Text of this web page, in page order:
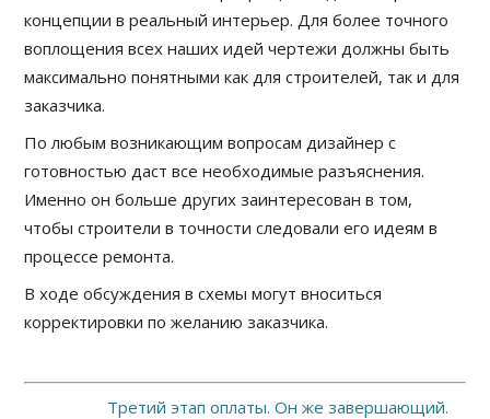
концепции в реальный интерьер. Для более точного
воплощения всех наших идей чертежи должны быть
максимально понятными как для строителей, так и для
заказчика.
По любым возникающим вопросам дизайнер с
готовностью даст все необходимые разъяснения.
Именно он больше других заинтересован в том,
чтобы строители в точности следовали его идеям в
процессе ремонта.
В ходе обсуждения в схемы могут вноситься
корректировки по желанию заказчика.
Третий этап оплаты. Он же завершающий.